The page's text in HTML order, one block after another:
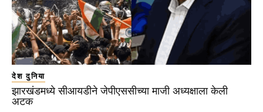
देश दुनिया
झारखंडमध्ये सीआयडीने जेपीएससीच्या माजी अध्यक्षाला केली
अटक